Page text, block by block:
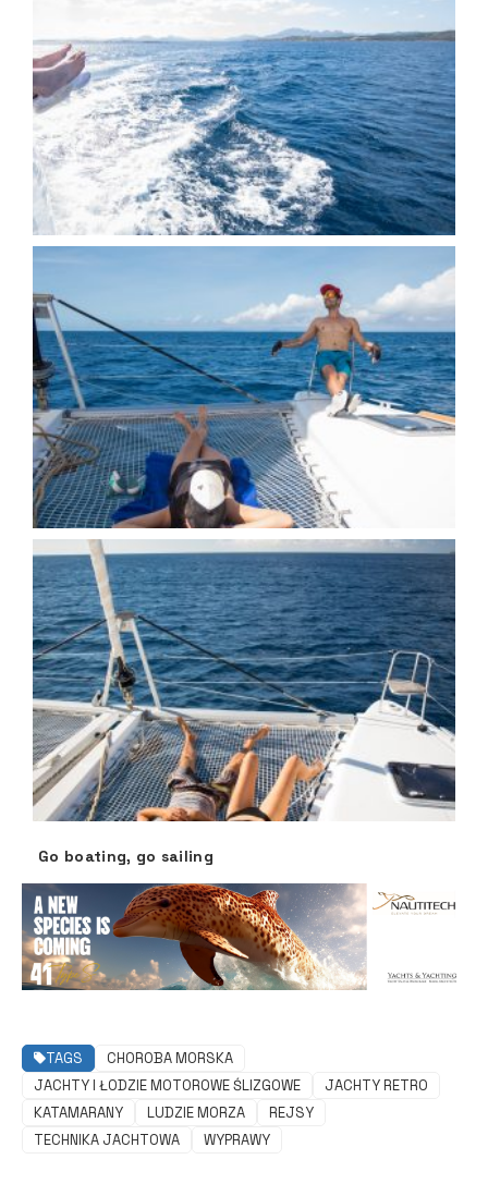
Go boating, go sailing
TAGS
CHOROBA MORSKA
JACHTY I ŁODZIE MOTOROWE ŚLIZGOWE
JACHTY RETRO
KATAMARANY
LUDZIE MORZA
REJSY
TECHNIKA JACHTOWA
WYPRAWY